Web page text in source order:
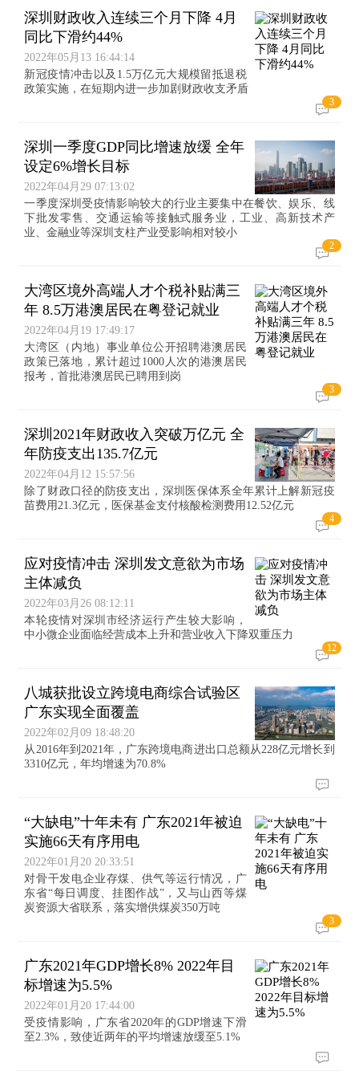
深圳财政收入连续三个月下降 4月
同比下滑约44%
2022年05月13 16:44:14
新冠疫情冲击以及1.5万亿元大规模留抵退税
政策实施，在短期内进一步加剧财政收支矛盾
3
深圳一季度GDP同比增速放缓 全年
设定6%增长目标
2022年04月29 07:13:02
一季度深圳受疫情影响较大的行业主要集中在餐饮、娱乐、线
下批发零售、交通运输等接触式服务业，工业、高新技术产
业、金融业等深圳支柱产业受影响相对较小
2
大湾区境外高端人才个税补贴满三
年 8.5万港澳居民在粤登记就业
2022年04月19 17:49:17
大湾区（内地）事业单位公开招聘港澳居民
政策已落地，累计超过1000人次的港澳居民
报考，首批港澳居民已聘用到岗
3
深圳2021年财政收入突破万亿元 全
年防疫支出135.7亿元
2022年04月12 15:57:56
除了财政口径的防疫支出，深圳医保体系全年累计上解新冠疫
苗费用21.3亿元，医保基金支付核酸检测费用12.52亿元
4
应对疫情冲击 深圳发文意欲为市场
主体减负
2022年03月26 08:12:11
本轮疫情对深圳市经济运行产生较大影响，
中小微企业面临经营成本上升和营业收入下降双重压力
12
八城获批设立跨境电商综合试验区
广东实现全面覆盖
2022年02月09 18:48:20
从2016年到2021年，广东跨境电商进出口总额从228亿元增长到
3310亿元，年均增速为70.8%
“大缺电”十年未有 广东2021年被迫
实施66天有序用电
2022年01月20 20:33:51
对骨干发电企业存煤、供气等运行情况，广
东省“每日调度、挂图作战”，又与山西等煤
炭资源大省联系，落实增供煤炭350万吨
3
广东2021年GDP增长8% 2022年目
标增速为5.5%
2022年01月20 17:44:00
受疫情影响，广东省2020年的GDP增速下滑
至2.3%，致使近两年的平均增速放缓至5.1%